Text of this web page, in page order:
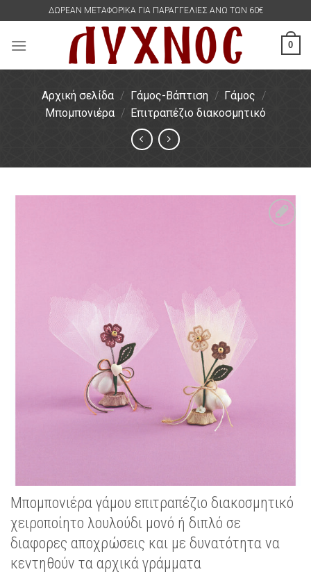
content
ΔΩΡΕΑΝ ΜΕΤΑΦΟΡΙΚΑ ΓΙΑ ΠΑΡΑΓΓΕΛΙΕΣ ΑΝΩ ΤΩΝ 60€
0
Αρχική σελίδα / Γάμος-Βάπτιση / Γάμος /
Μπομπονιέρα / Επιτραπέζιο διακοσμητικό
Μπομπονιέρα γάμου επιτραπέζιο διακοσμητικό
χειροποίητο λουλούδι μονό ή διπλό σε
διαφορες αποχρώσεις και με δυνατότητα να
κεντηθούν τα αρχικά γράμματα